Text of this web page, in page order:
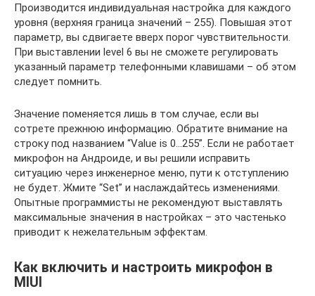
Производится индивидуальная настройка для каждого
уровня (верхняя граница значений – 255). Повышая этот
параметр, вы сдвигаете вверх порог чувствительности.
При выставлении level 6 вы не сможете регулировать
указанный параметр телефонными клавишами – об этом
следует помнить.
Значение поменяется лишь в том случае, если вы
сотрете прежнюю информацию. Обратите внимание на
строку под названием “Value is 0…255”. Если не работает
микрофон на Андроиде, и вы решили исправить
ситуацию через инженерное меню, пути к отступлению
не будет. Жмите “Set” и наслаждайтесь изменениями.
Опытные программисты не рекомендуют выставлять
максимальные значения в настройках – это частенько
приводит к нежелательным эффектам.
Как включить и настроить микрофон в
MIUI